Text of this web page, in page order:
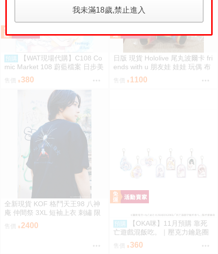
預購
【WAT現場代購】C108 Co
mic Market 108 蔚藍檔案 日步美
ペロロ様が東大数学2026を解説
する本
售價 380
日版 現貨 Hololive 尾丸波爾卡 fri
ends with u 朋友娃 娃娃 玩偶 布
偶 座長 尾丸ポルカ
售價 1100
全新現貨 KOF 格鬥天王98 八神
庵 仲間祭 3XL 短袖上衣 刺繡 限
定聯名
售價 2400 預購
【OKA咪】11月預購 靠死
亡遊戲混飯吃。｜壓克力鑰匙圈
02/盲抽(8種)(官方&新繪插畫) 隨
機一款
售價 360
我未滿18歲,禁止進入